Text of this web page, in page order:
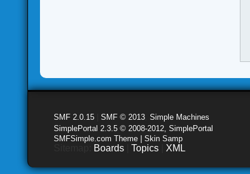
SMF 2.0.15 |SMF © 2013 ,Simple Machines
SimplePortal 2.3.5 © 2008-2012, SimplePortal
SMFSimple.com Theme | Skin Samp
Boards |Topics XML